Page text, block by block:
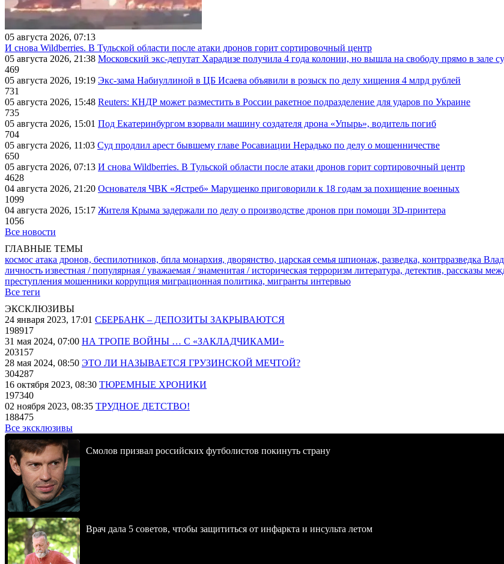
05 августа 2026, 07:13
И снова Wildberries. В Тульской области после атаки дронов горит сортировочный центр
05 августа 2026, 21:38 Московский экс-депутат Харадизе получила 4 года колонии, но вышла на свободу прямо в зале
469
05 августа 2026, 19:19 Экс-зама Набиуллиной в ЦБ Исаева объявили в розыск по делу хищения 4 млрд рублей
731
05 августа 2026, 15:48 Reuters: КНДР может разместить в России ракетное подразделение для ударов по Украине
735
05 августа 2026, 15:01 Под Екатеринбургом взорвали машину создателя дрона «Упырь», водитель погиб
704
05 августа 2026, 11:03 Суд продлил арест бывшему главе Росавиации Нерадько по делу о мошенничестве
650
05 августа 2026, 07:13 И снова Wildberries. В Тульской области после атаки дронов горит сортировочный центр
4628
04 августа 2026, 21:20 Основателя ЧВК «Ястреб» Марущенко приговорили к 18 годам за похищение военных
1099
04 августа 2026, 15:17 Жителя Крыма задержали по делу о производстве дронов при помощи 3D‑принтера
1056
Все новости
ГЛАВНЫЕ ТЕМЫ
космос атака дронов, беспилотников, бпла монархия, дворянство, царская семья шпионаж, разведка, контрразведка
личность известная / популярная / уважаемая / знаменитая / историческая терроризм литература, детектив, рассказы
преступления мошенники коррупция миграционная политика, мигранты интервью
Все теги
ЭКСКЛЮЗИВЫ
24 января 2023, 17:01 СБЕРБАНК – ДЕПОЗИТЫ ЗАКРЫВАЮТСЯ
198917
31 мая 2024, 07:00 НА ТРОПЕ ВОЙНЫ … С «ЗАКЛАДЧИКАМИ»
203157
28 мая 2024, 08:50 ЭТО ЛИ НАЗЫВАЕТСЯ ГРУЗИНСКОЙ МЕЧТОЙ?
304287
16 октября 2023, 08:30 ТЮРЕМНЫЕ ХРОНИКИ
197340
02 ноября 2023, 08:35 ТРУДНОЕ ДЕТСТВО!
188475
Все эксклюзивы
Смолов призвал российских футболистов покинуть страну
Врач дала 5 советов, чтобы защититься от инфаркта и инсульта летом